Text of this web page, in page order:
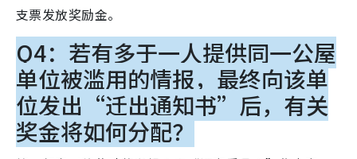
支票发放奖励金。
Q4：若有多于一人提供同一公屋
单位被滥用的情报，最终向该单
位发出“迁出通知书”后，有关
奖金将如何分配？